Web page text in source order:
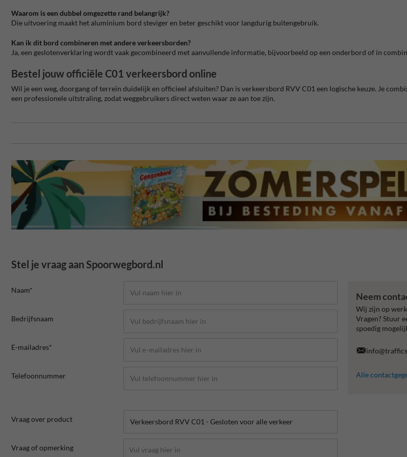
Waarom is een dubbel omgezette rand belangrijk?
Die uitvoering maakt het aluminium bord steviger en beter geschikt voor langdurig buitengebruik.
Kan ik dit bord combineren met andere verkeersborden?
Ja, een geslotenverklaring wordt vaak gecombineerd met aanvullende informatie, bijvoorbeeld op een onderbord of in
Bestel jouw officiële C01 verkeersbord online
Wil je een weg, doorgang of terrein duidelijk en officieel afsluiten? Dan is verkeersbord RVV C01 een logische keuze. Je
een professionele uitstraling, zodat weggebruikers direct weten waar ze aan toe zijn.
Stel je vraag aan Spoorwegbord.nl
Naam*
Bedrijfsnaam
E-mailadres*
Telefoonnummer
Vraag over product
Vraag of opmerking
Neem
Wij zijn op
Vragen? Stuur
spoedig
Alle